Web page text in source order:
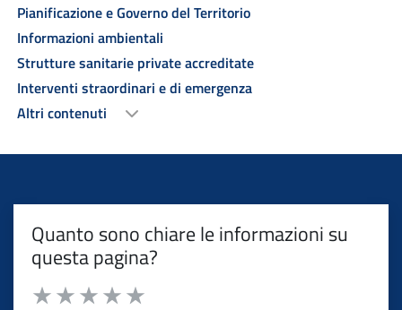
Pianificazione e Governo del Territorio
Informazioni ambientali
Strutture sanitarie private accreditate
Interventi straordinari e di emergenza
Altri contenuti
Quanto sono chiare le informazioni su
questa pagina?
Valuta da 1 a 5 stelle la pagina